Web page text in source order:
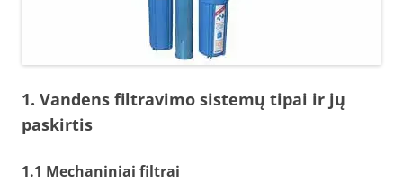
1. Vandens filtravimo sistemų tipai ir jų
paskirtis
1.1 Mechaniniai filtrai